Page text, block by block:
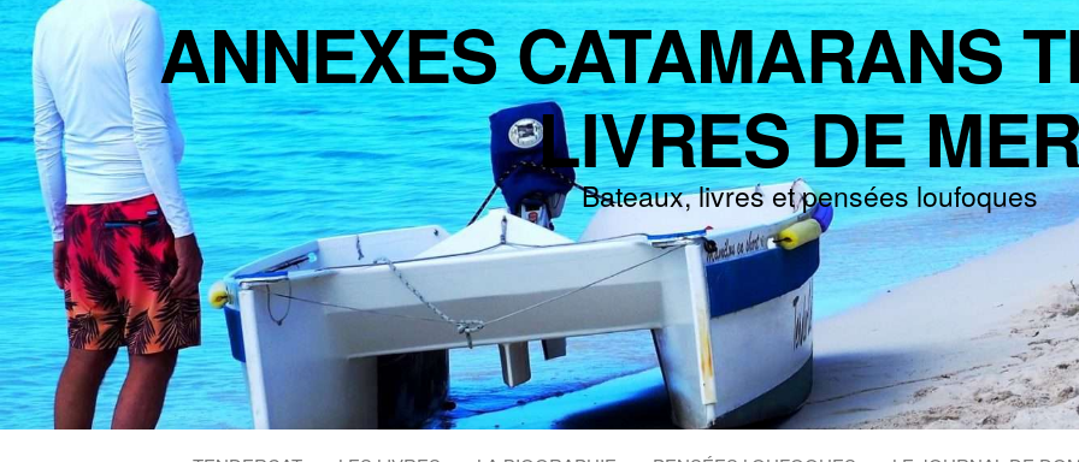
ANNEXES CATAMARANS
LIVRES DE
Bateaux, livres et pensées loufoques